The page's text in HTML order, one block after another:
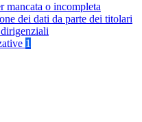
mancata o incompleta
dei dati da parte dei titolari
1